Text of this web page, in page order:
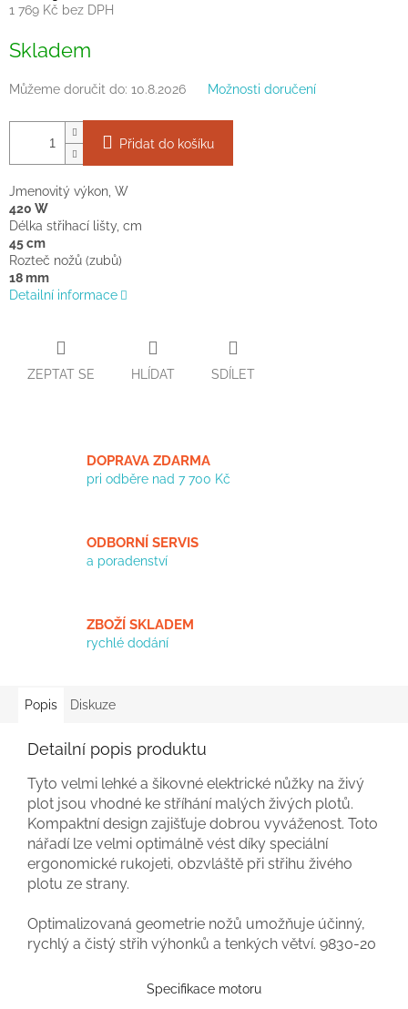
1 769 Kč bez DPH
cena:
Skladem
Můžeme doručit do: 10.8.2026 Možnosti doručení
Přidat do košíku
Jmenovitý výkon, W
420 W
Délka střihací lišty, cm
45 cm
Rozteč nožů (zubů)
18 mm
Detailní informace
ZEPTAT SE HLÍDAT SDÍLET
DOPRAVA ZDARMA
pri odběre nad 7 700 Kč
ODBORNÍ SERVIS
a poradenství
ZBOŽÍ SKLADEM
rychlé dodání
Popis Diskuze
Detailní popis produktu
Tyto velmi lehké a šikovné elektrické nůžky na živý
plot jsou vhodné ke stříhání malých živých plotů.
Kompaktní design zajišťuje dobrou vyváženost. Toto
nářadí lze velmi optimálně vést díky speciální
ergonomické rukojeti, obzvláště při střihu živého
plotu ze strany.
Optimalizovaná geometrie nožů umožňuje účinný,
rychlý a čistý střih výhonků a tenkých větví. 9830-20
Specifikace motoru